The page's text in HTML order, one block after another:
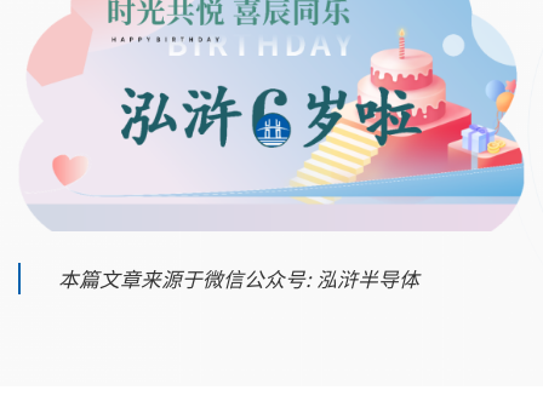
本篇文章来源于微信公众号: 泓浒半导体